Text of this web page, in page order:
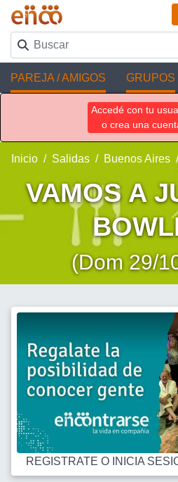
PAREJA / AMIGOS GRUPOS
Accedé con tu
o crea una
Inicio Salidas Buenos Aires
VAMOS A
(Dom 29/
REGISTRATE O INICIA